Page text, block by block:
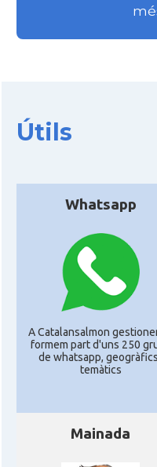
Útils
Whatsapp
A Catalansalmon
formem part d'uns 250
de whatsapp,
temàtics
Mainada